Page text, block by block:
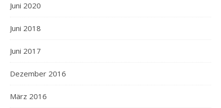
Juni 2020
Juni 2018
Juni 2017
Dezember 2016
März 2016